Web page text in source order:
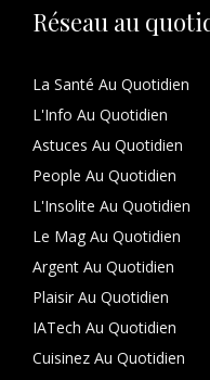
Réseau au
La Santé Au Quotidien
L'Info Au Quotidien
Astuces Au Quotidien
People Au Quotidien
L'Insolite Au Quotidien
Le Mag Au Quotidien
Argent Au Quotidien
Plaisir Au Quotidien
IATech Au Quotidien
Cuisinez Au Quotidien